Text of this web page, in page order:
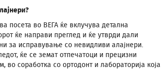
посета во ВЕГА ќе вклучува детална
ќе направи преглед и ќе утврди дали
за исправување со невидливи алајнери.
ќе се земат отпечатоци и прецизни
соработка со ортодонт и лабораторија која